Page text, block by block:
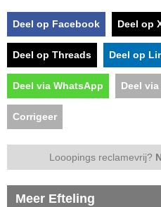
Deel op Facebook Deel op
Deel op Threads Deel op
Deel via WhatsApp Deel
Corrigeer
Looopings reclamevrij?
Meer Efteling